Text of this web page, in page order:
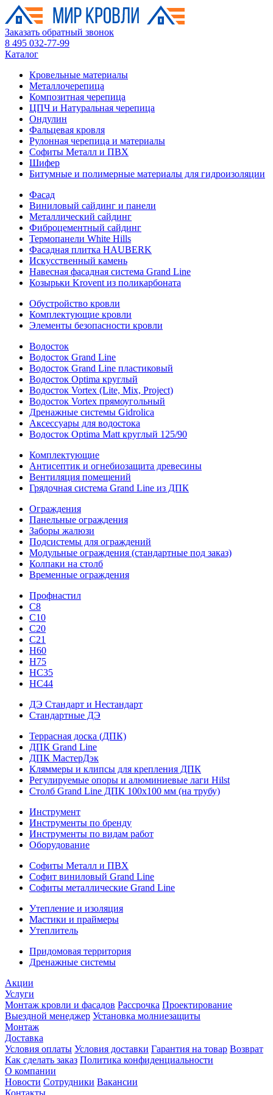
Заказать обратный звонок
8 495 032-77-99
Каталог
Кровельные материалы
Металлочерепица
Композитная черепица
ЦПЧ и Натуральная черепица
Ондулин
Фальцевая кровля
Рулонная черепица и материалы
Софиты Металл и ПВХ
Шифер
Битумные и полимерные материалы для гидроизоляции
Фасад
Виниловый сайдинг и панели
Металлический сайдинг
Фиброцементный сайдинг
Термопанели White Hills
Фасадная плитка HAUBERK
Искусственный камень
Навесная фасадная система Grand Line
Козырьки Krovent из поликарбоната
Обустройство кровли
Комплектующие кровли
Элементы безопасности кровли
Водосток
Водосток Grand Line
Водосток Grand Line пластиковый
Водосток Optima круглый
Водосток Vortex (Lite, Mix, Project)
Водосток Vortex прямоугольный
Дренажные системы Gidrolica
Аксессуары для водостока
Водосток Optima Matt круглый 125/90
Комплектующие
Антисептик и огнебиозащита древесины
Вентиляция помещений
Грядочная система Grand Line из ДПК
Ограждения
Панельные ограждения
Заборы жалюзи
Подсистемы для ограждений
Модульные ограждения (стандартные под заказ)
Колпаки на столб
Временные ограждения
Профнастил
С8
С10
С20
С21
H60
H75
HС35
НС44
ДЭ Стандарт и Нестандарт
Стандартные ДЭ
Террасная доска (ДПК)
ДПК Grand Line
ДПК МастерДэк
Кляммеры и клипсы для крепления ДПК
Регулируемые опоры и алюминиевые лаги Hilst
Столб Grand Line ДПК 100х100 мм (на трубу)
Инструмент
Инструменты по бренду
Инструменты по видам работ
Оборудование
Софиты Металл и ПВХ
Софит виниловый Grand Line
Софиты металлические Grand Line
Утепление и изоляция
Мастики и праймеры
Утеплитель
Придомовая территория
Дренажные системы
Акции
Услуги
Монтаж кровли и фасадов Рассрочка Проектирование
Выездной менеджер Установка молниезащиты
Монтаж
Доставка
Условия оплаты Условия доставки Гарантия на товар Возврат
Как сделать заказ Политика конфиденциальности
О компании
Новости Сотрудники Вакансии
Контакты